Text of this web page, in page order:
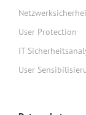
User Protection
IT
User